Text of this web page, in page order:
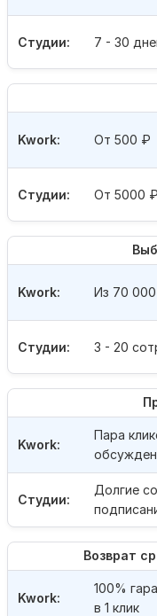
Студии: 7 - 30
Студии: От 5000 ₽
Kwork: От 500 ₽
Студии: 3 - 20
Kwork: Из 70
Студии:
Долгие
Kwork:
Пара
Возврат
Kwork:
100%
в 1 клик